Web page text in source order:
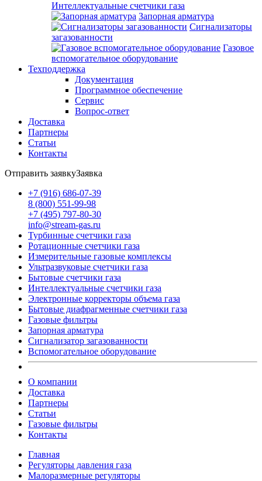
Интеллектуальные счетчики газа
Запорная арматура
Сигнализаторы
загазованности
Газовое
вспомогательное оборудование
Техподдержка
Документация
Программное обеспечение
Сервис
Вопрос-ответ
Доставка
Партнеры
Статьи
Контакты
Отправить заявкуЗаявка
+7 (916) 686-07-39
8 (800) 551-99-98
+7 (495) 797-80-30
info@stream-gas.ru
Турбинные счетчики газа
Ротационные счетчики газа
Измерительные газовые комплексы
Ультразвуковые счетчики газа
Бытовые счетчики газа
Интеллектуальные счетчики газа
Электронные корректоры объема газа
Бытовые диафрагменные счетчики газа
Газовые фильтры
Запорная арматура
Сигнализатор загазованности
Вспомогательное оборудование
О компании
Доставка
Партнеры
Статьи
Газовые фильтры
Контакты
Главная
Регуляторы давления газа
Малоразмерные регуляторы